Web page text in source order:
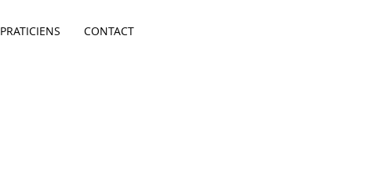
PRATICIENS CONTACT